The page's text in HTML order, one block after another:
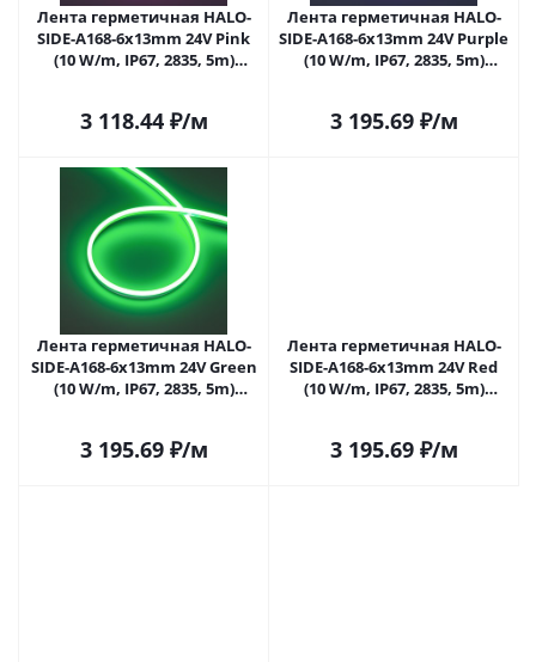
Лента герметичная HALO-
SIDE-A168-6x13mm 24V Pink
(10 W/m, IP67, 2835, 5m)
3 118.44₽/м
Лента герметичная HALO-
SIDE-A168-6x13mm 24V Purple
(10 W/m, IP67, 2835, 5m)
3 195.69₽/м
Лента герметичная HALO-
SIDE-A168-6x13mm 24V Green
(10 W/m, IP67, 2835, 5m)
3 195.69₽/м
Лента герметичная HALO-
SIDE-A168-6x13mm 24V Red
(10 W/m, IP67, 2835, 5m)
3 195.69₽/м